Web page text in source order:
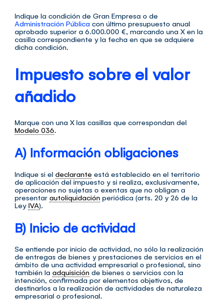
Indique la condición de Gran Empresa o de
Administración Pública con último presupuesto anual
aprobado superior a 6.000.000 €, marcando una X en la
casilla correspondiente y la fecha en que se adquiere
dicha condición.
Impuesto sobre el valor
añadido
Marque con una X las casillas que correspondan del
Modelo 036.
A) Información obligaciones
Indique si el declarante está establecido en el territorio
de aplicación del impuesto y si realiza, exclusivamente,
operaciones no sujetas o exentas que no obligan a
presentar autoliquidación periódica (arts. 20 y 26 de la
Ley IVA).
B) Inicio de actividad
Se entiende por inicio de actividad, no sólo la realización
de entregas de bienes y prestaciones de servicios en el
ámbito de una actividad empresarial o profesional, sino
también la adquisición de bienes o servicios con la
intención, confirmada por elementos objetivos, de
destinarlos a la realización de actividades de naturaleza
empresarial o profesional.